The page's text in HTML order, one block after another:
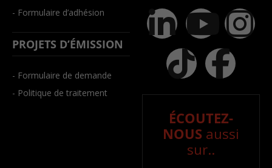
- Formulaire d’adhésion
PROJETS D’ÉMISSION
- Formulaire de demande
- Politique de traitement
ÉCOUTEZ-
NOUS aussi
sur..